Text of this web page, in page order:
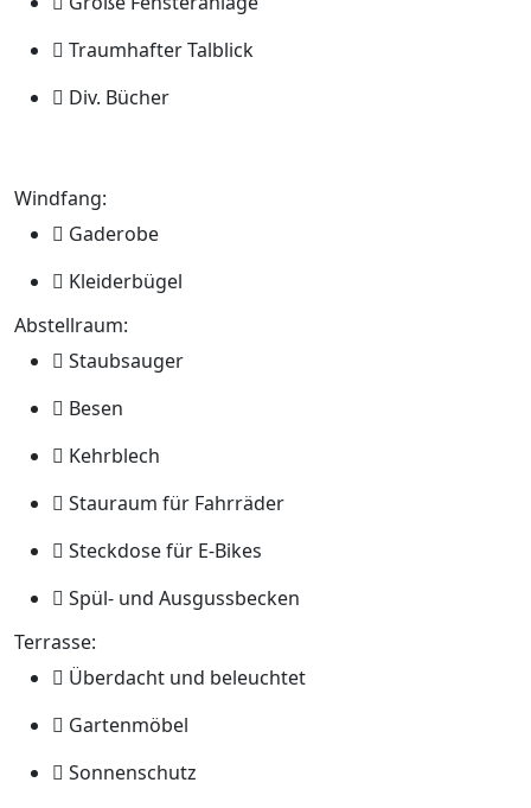
Traumhafter Talblick
Div. Bücher
Windfang:
Gaderobe
Kleiderbügel
Abstellraum:
Staubsauger
Besen
Kehrblech
Stauraum für Fahrräder
Steckdose für E-Bikes
Spül- und Ausgussbecken
Terrasse:
Überdacht und beleuchtet
Gartenmöbel
Sonnenschutz